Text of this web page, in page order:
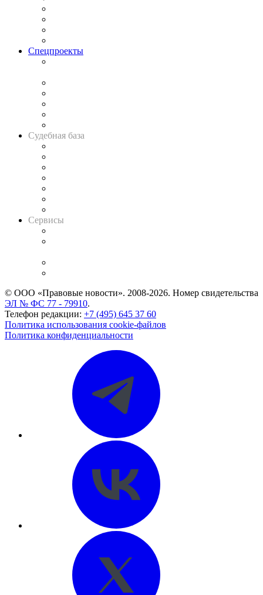
Спецпроекты
Судебная база
Сервисы
© ООО «Правовые новости». 2008-2026. Номер свидетельства
ЭЛ № ФС 77 - 79910.
Телефон редакции: +7 (495) 645 37 60
Политика использования cookie-файлов
Политика конфиденциальности